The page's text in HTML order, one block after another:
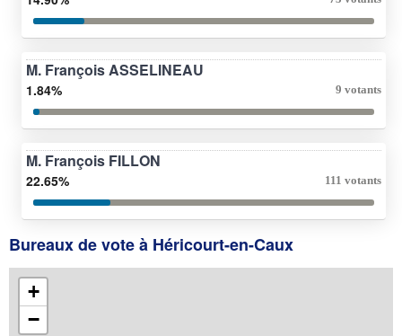
M. François ASSELINEAU
1.84% 9 votants
M. François FILLON
22.65% 111 votants
Bureaux de vote à Héricourt-en-Caux
+
−